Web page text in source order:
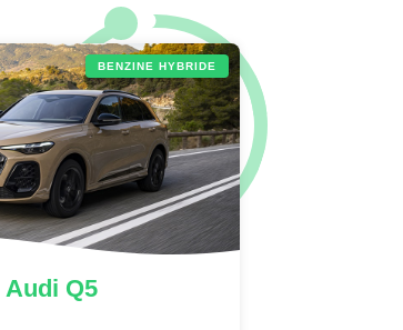
BENZINE HYBRIDE
Audi Q5